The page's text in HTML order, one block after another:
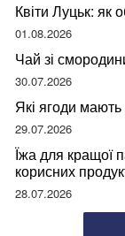
Квіти Луцьк: як
01.08.2026
Чай зі
30.07.2026
Які ягоди
29.07.2026
Їжа для кращої
корисних
28.07.2026